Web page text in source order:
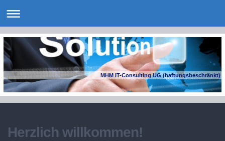
MHM IT-Consulting UG (haftungsbeschränkt)
Herzlich willkommen!